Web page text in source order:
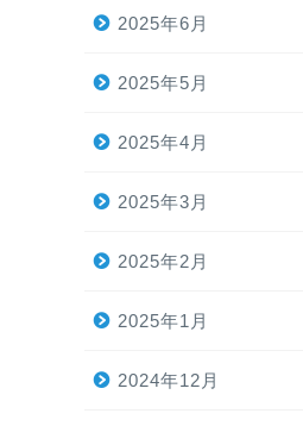
2025年6月
2025年5月
2025年4月
2025年3月
2025年2月
2025年1月
2024年12月